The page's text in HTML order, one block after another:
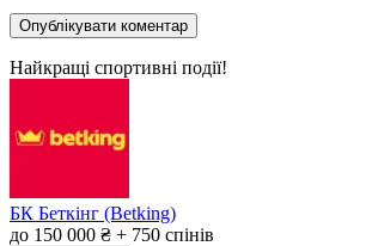
Найкращі спортивні події!
БК Беткінг (Betking)
до 150 000 ₴ + 750 спінів